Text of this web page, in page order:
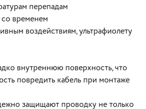
перепадам
временем
воздействиям, ультрафиолету
внутреннюю поверхность, что
повредить кабель при монтаже
защищают проводку не только